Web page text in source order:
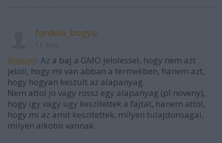
fordulo_bogyo
@sdani: Az a baj a GMO jelolessel, hogy nem azt
jeloli, hogy mi van abban a termekben, hanem azt,
hogy hogyan keszult az alapanyag.
Nem attol jo vagy rossz egy alapanyag (pl noveny),
hogy igy vagy ugy keszitettek a fajtat, hanem attol,
hogy mi az amit keszitettek, milyen tulajdonsagai,
milyen alkotoi vannak.